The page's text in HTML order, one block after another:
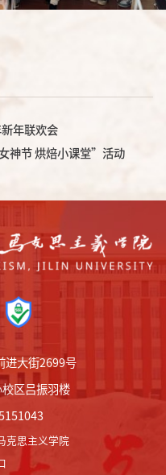
年联欢会
神节 烘焙小课堂”活动
进大街2699号
吕振羽楼
克思主义学院